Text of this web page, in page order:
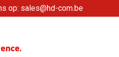
op: sales@hd-com.be